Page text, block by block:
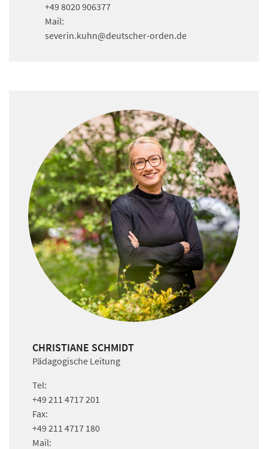
+49 8020 906377
Mail:
severin.kuhn@deutscher-orden.de
CHRISTIANE SCHMIDT
Pädagogische Leitung
Tel:
+49 211 4717 201
Fax:
+49 211 4717 180
Mail: